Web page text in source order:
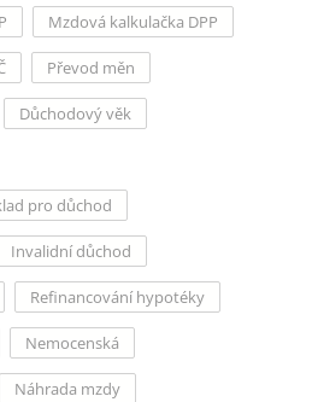
Mzdová kalkulačka DPP
Převod měn
Důchodový věk
pro důchod
Invalidní důchod
Refinancování hypotéky
Nemocenská
Náhrada mzdy